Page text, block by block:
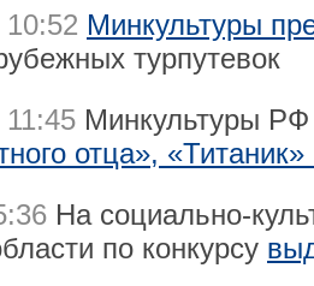
10:52 Минкультуры
турпутевок
11:45 Минкультуры РФ
отца»,
На социально-
по конкурсу